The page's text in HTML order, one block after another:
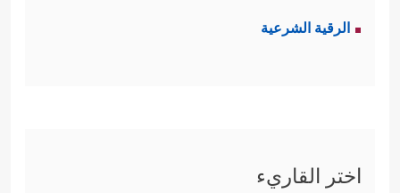
الرقية الشرعية
اختر القاريء